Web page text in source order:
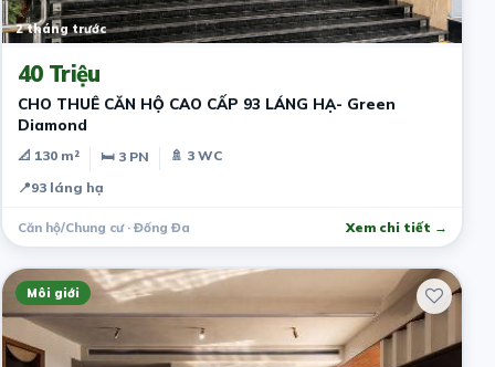
2 tháng trước
40 Triệu
CHO THUÊ CĂN HỘ CAO CẤP 93 LÁNG HẠ- Green
Diamond
📐 130 m² 🛏 3 PN
🚿 3 WC
📍93 láng hạ
Căn hộ/Chung cư · Đống Đa Xem chi tiết →
Môi giới